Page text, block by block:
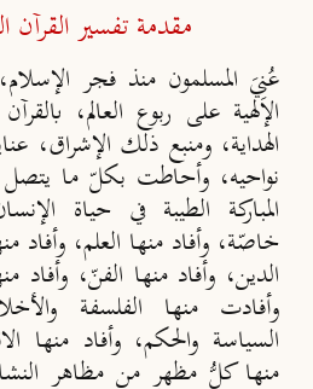
مقدمة تفسير القرآن
عُنِيَ المسلمون منذ فجر الإسلام،
الإلهية على ربوع العالم،
الهداية، ومنبع ذلك الإشراق،
نواحيه، وأحاطت بكلّ ما يتصل
المباركة الطيبة في حياة
خاصّة، وأفاد منها العلم، وأفاد
الدين، وأفاد منها الفنّ، وأفاد
وأفادت منها الفلسفة
السياسة والحكم، وأفاد منها
منها كلُّ مظهرٍ من مظاهرِ